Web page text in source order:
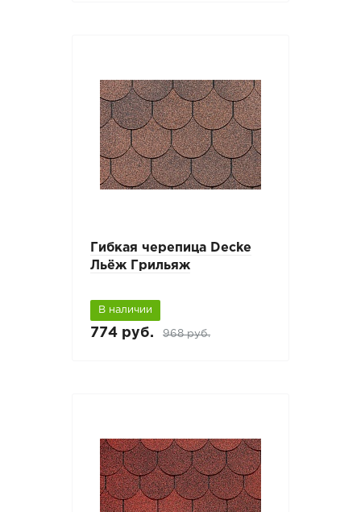
Гибкая черепица Decke
Льёж Грильяж
В наличии
774 руб. 968 руб.